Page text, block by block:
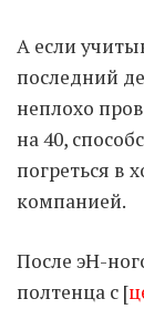
А если
последний
неплохо
на 40,
погреться в
компанией.
После эН-
полтенца с [